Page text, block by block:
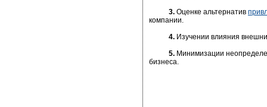
3. Оценке альтернатив
компании.
4. Изучении влияния
5. Минимизации
бизнеса.